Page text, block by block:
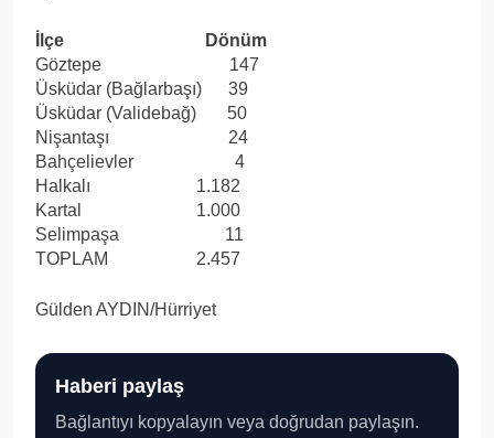
İlçe Dönüm
Göztepe 147
Üsküdar (Bağlarbaşı) 39
Üsküdar (Validebağ) 50
Nişantaşı 24
Bahçelievler 4
Halkalı 1.182
Kartal 1.000
Selimpaşa 11
TOPLAM 2.457
Gülden AYDIN/Hürriyet
Haberi paylaş
Bağlantıyı kopyalayın veya doğrudan paylaşın.